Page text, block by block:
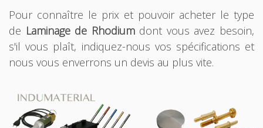
Pour connaître le prix et pouvoir acheter le type
de Laminage de Rhodiumdont vous avez besoin,
s'il vous plaît, indiquez-nous vos spécifications et
nous vous enverrons un devis au plus vite.